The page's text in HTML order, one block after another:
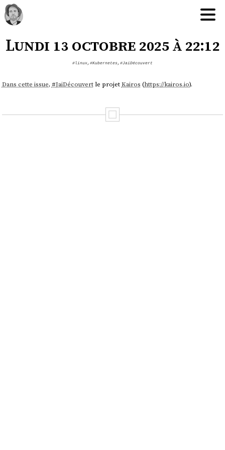
Lundi 13 octobre 2025 à 22:12
#linux, #Kubernetes, #JaiDécouvert
Dans cette issue, #JaiDécouvertle projetKairos (https://kairos.io).